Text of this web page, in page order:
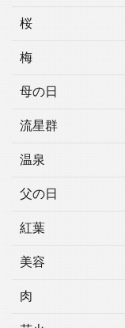
桜
梅
母の日
流星群
温泉
父の日
紅葉
美容
肉